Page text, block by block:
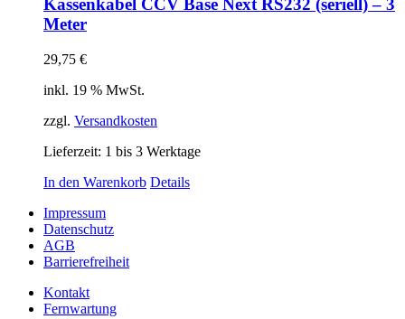
Kassenkabel CCV Base Next RS232 (seriell) – 3
Meter
29,75 €
inkl. 19 % MwSt.
zzgl. Versandkosten
Lieferzeit: 1 bis 3 Werktage
In den Warenkorb Details
Impressum
Datenschutz
AGB
Barrierefreiheit
Kontakt
Fernwartung